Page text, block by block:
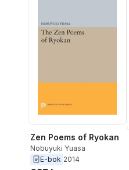
Zen Poems of Ryokan
Nobuyuki Yuasa
E-bok 2014